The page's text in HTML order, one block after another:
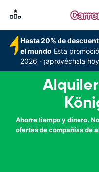
Hasta 20% de
el mundo Esta
2026 - ¡aprovéchala
Ahorre tiempo y dinero.
ofertas de compañías de